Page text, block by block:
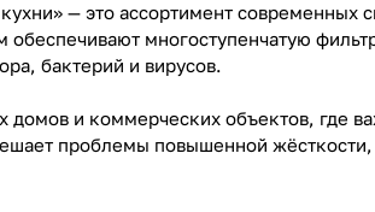
— это ассортимент современных
многоступенчатую
бактерий и вирусов.
домов и коммерческих объектов, где
проблемы повышенной жёсткости,